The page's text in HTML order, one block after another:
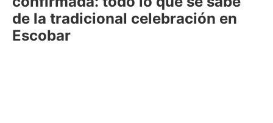
de la tradicional celebración en
Escobar